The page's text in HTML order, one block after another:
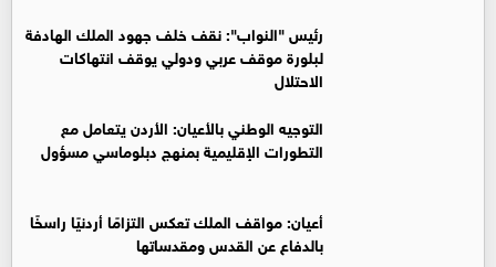
رئيس "النواب": نقف خلف جهود الملك الهادفة
لبلورة موقف عربي ودولي يوقف انتهاكات
الاحتلال
التوجيه الوطني بالأعيان: الأردن يتعامل مع
التطورات الإقليمية بمنهج دبلوماسي مسؤول
أعيان: مواقف الملك تعكس التزامًا أردنيًا راسخًا
بالدفاع عن القدس ومقدساتها